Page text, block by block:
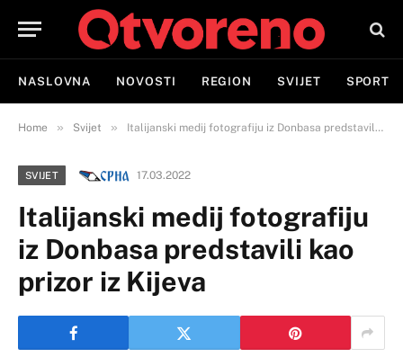
NASLOVNA NOVOSTI REGION SVIJET SPORT
Home » Svijet » Italijanski medij fotografiju iz Donbasa predstavili kao prizor iz Kijeva
SVIJET 17.03.2022
Italijanski medij fotografiju
iz Donbasa predstavili kao
prizor iz Kijeva